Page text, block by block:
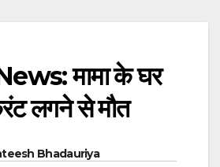
मामा के घर
लगने से मौत
Bhadauriya